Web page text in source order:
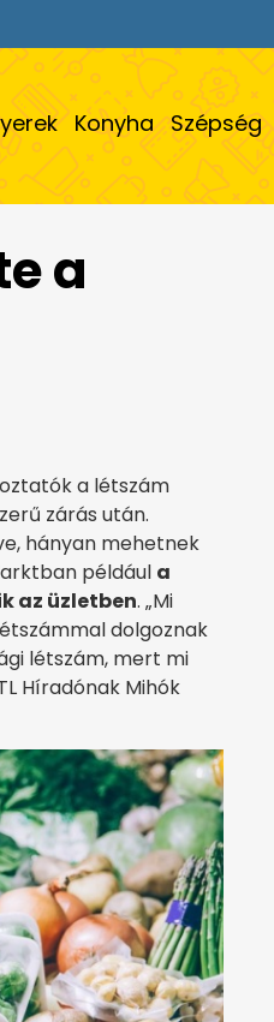
Konyha Szépség
a
a létszám
zárás után.
hányan mehetnek
például a
az üzletben. „Mi
dolgoznak
létszám, mert mi
Híradónak Mihók